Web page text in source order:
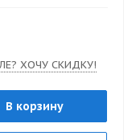
ХОЧУ СКИДКУ!
В корзину